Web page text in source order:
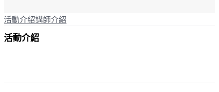
活動介紹講師介紹
活動介紹